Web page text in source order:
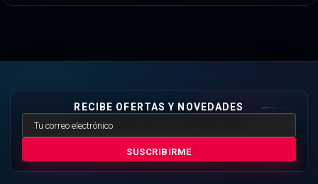
RECIBE OFERTAS Y NOVEDADES
SUSCRIBIRME